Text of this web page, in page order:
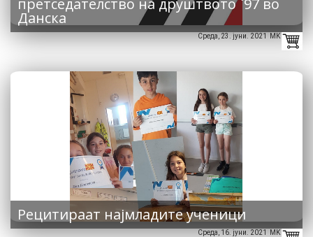
претседателство на друштвото `97 во
Данска
Среда, 23. јуни. 2021 MK
Рецитираат најмладите ученици
Среда, 16. јуни. 2021 MK